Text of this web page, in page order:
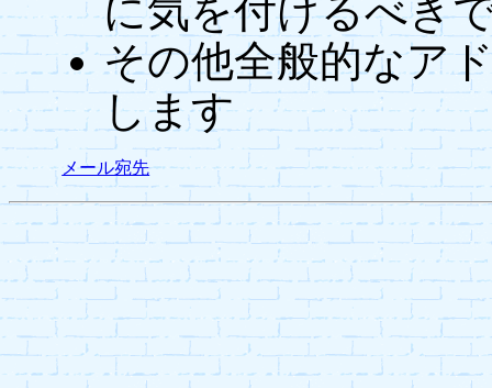
に気を付けるべき
その他全般的なア
します
メール宛先